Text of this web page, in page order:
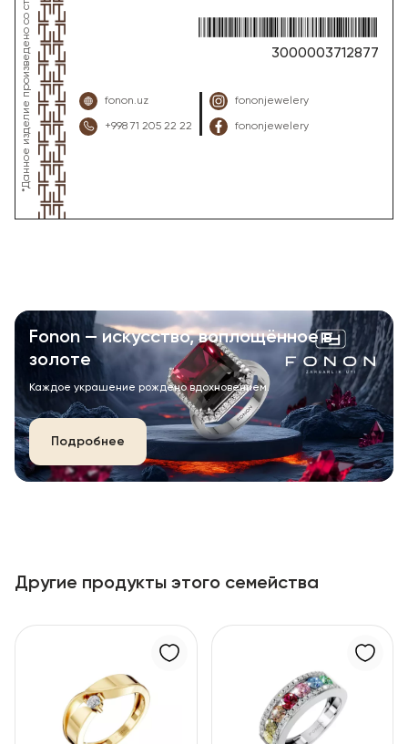
3000003712877
fonon.uz
+998 71 205 22 22
fononjewelery
fononjewelery
Fonon — искусство, воплощённое в
золоте
Каждое украшение рождено вдохновением.
Подробнее
Другие продукты этого семейства